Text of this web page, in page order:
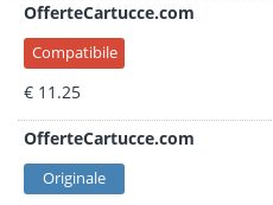
OfferteCartucce.com
Compatibile
€ 11.25
OfferteCartucce.com
Originale